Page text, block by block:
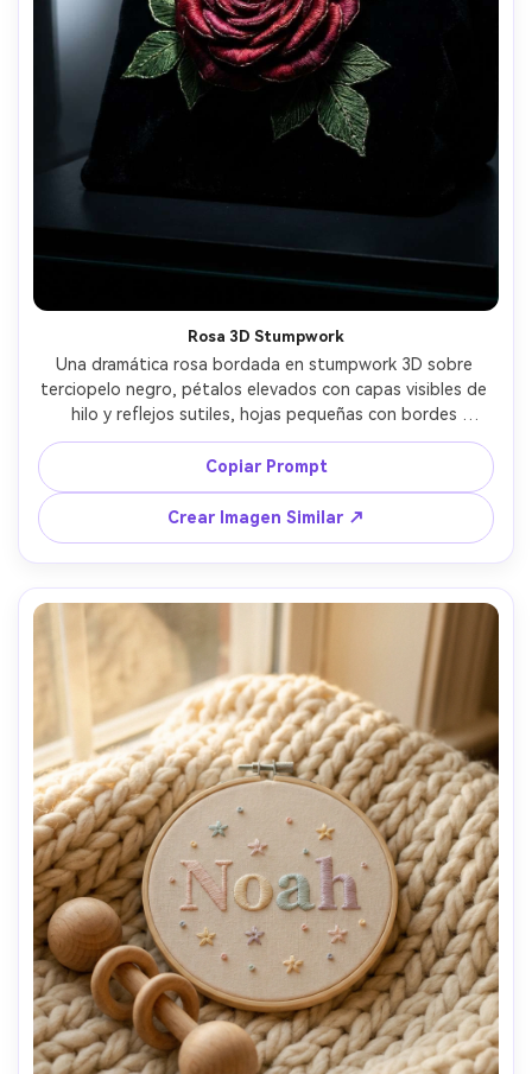
Rosa 3D Stumpwork
Una dramática rosa bordada en stumpwork 3D sobre
terciopelo negro, pétalos elevados con capas visibles de
hilo y reflejos sutiles, hojas pequeñas con bordes
alambrados, textura lujosa hecha a mano, iluminación
oscura de estudio con luz de borde, tomada con Canon
R5, 100mm macro, ultra detallada, alto contraste,
fotografía artesanal de calidad de galería --ar 4:5
Copiar Prompt
Crear Imagen Similar ↗